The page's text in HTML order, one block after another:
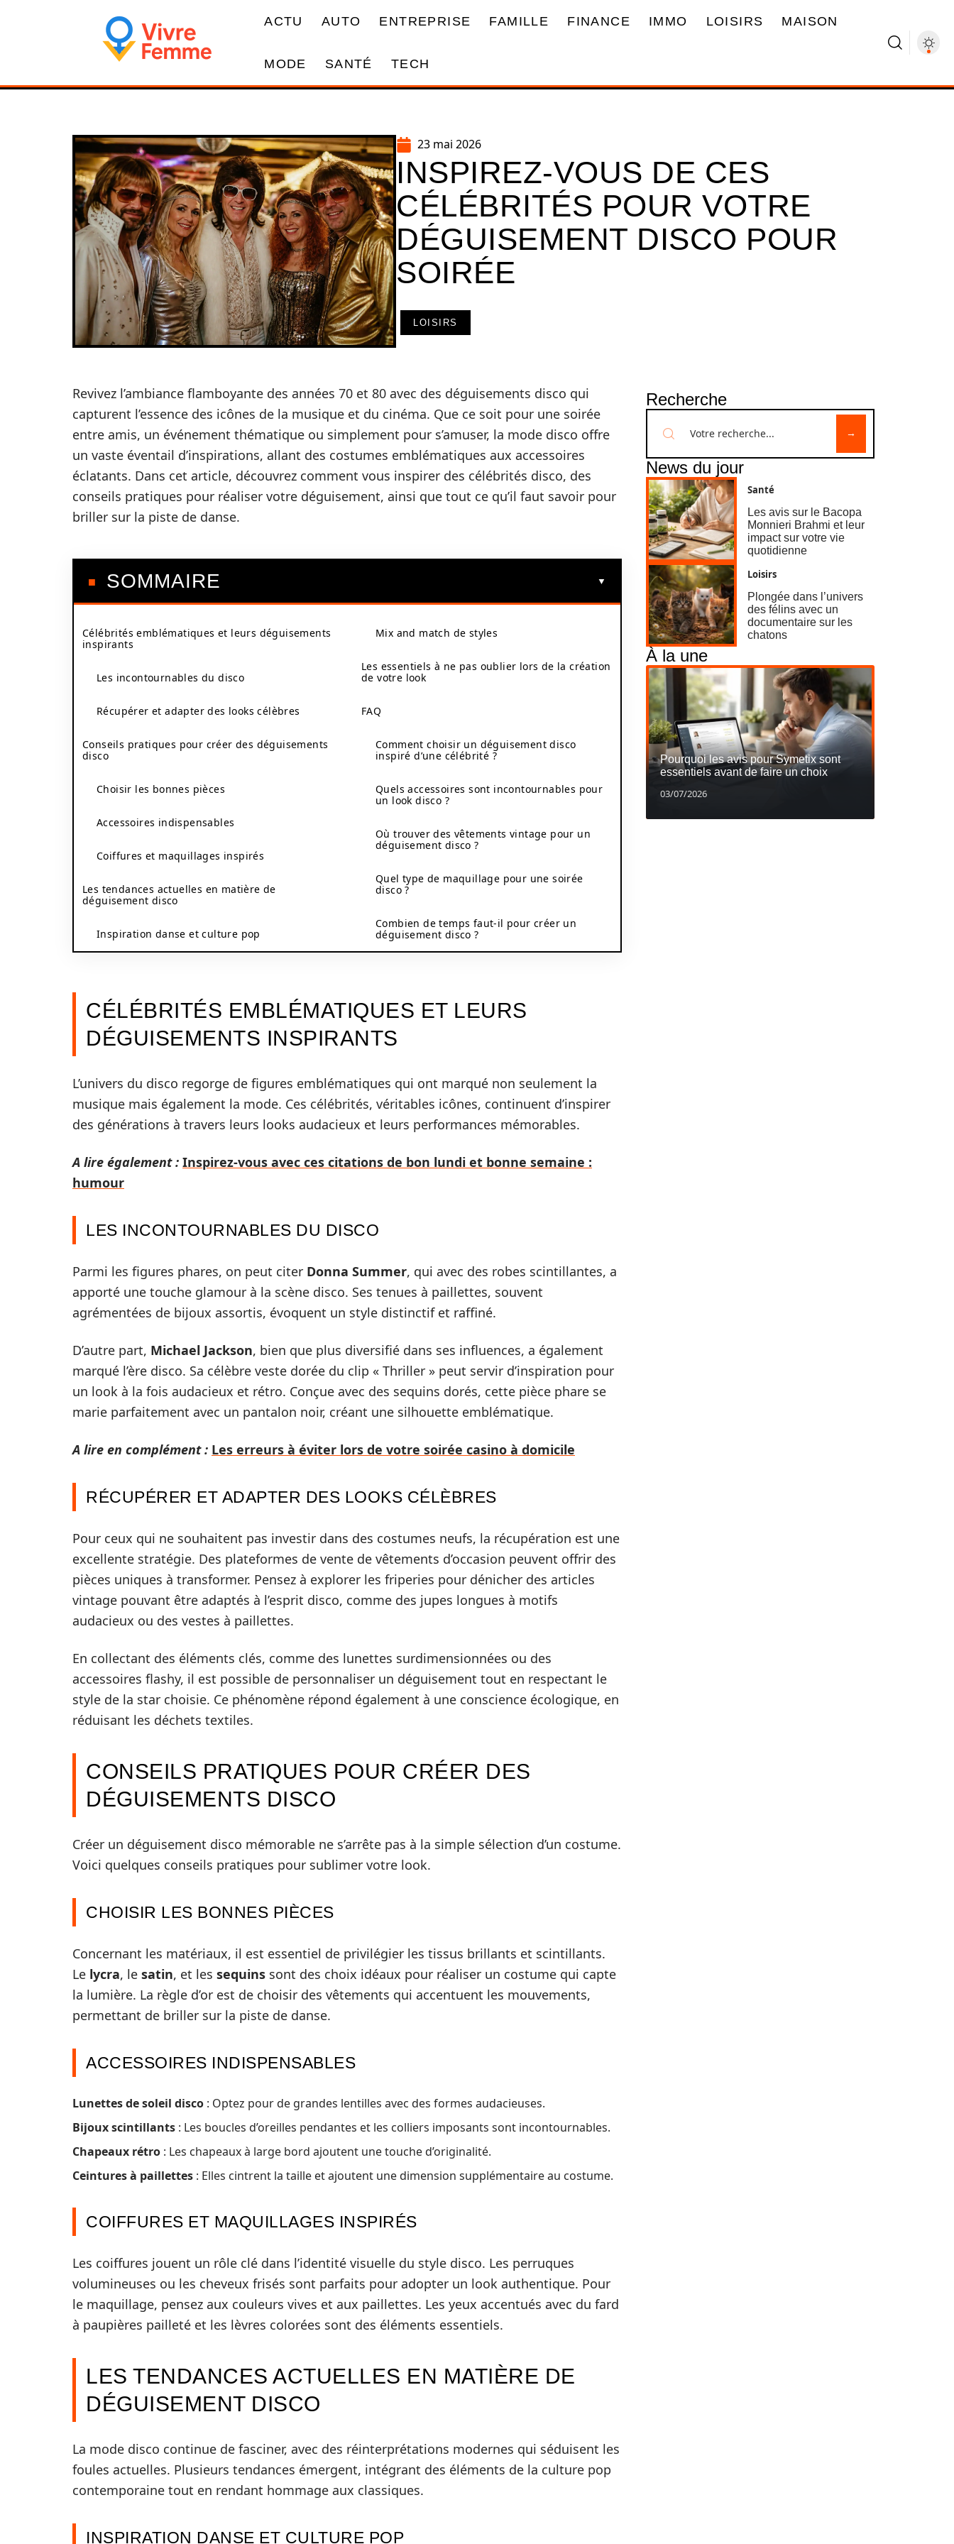
ACTU AUTO ENTREPRISE FAMILLE FINANCE IMMO LOISIRS MAISON
MODE SANTÉ TECH
23 mai 2026
INSPIREZ-VOUS DE CES
CÉLÉBRITÉS POUR VOTRE
DÉGUISEMENT DISCO POUR
SOIRÉE
LOISIRS
Revivez l’ambiance flamboyante des années 70 et 80 avec des déguisements disco qui
capturent l’essence des icônes de la musique et du cinéma. Que ce soit pour une soirée
entre amis, un événement thématique ou simplement pour s’amuser, la mode disco offre
un vaste éventail d’inspirations, allant des costumes emblématiques aux accessoires
éclatants. Dans cet article, découvrez comment vous inspirer des célébrités disco, des
conseils pratiques pour réaliser votre déguisement, ainsi que tout ce qu’il faut savoir pour
briller sur la piste de danse.
SOMMAIRE
Célébrités emblématiques et leurs déguisements
inspirants
Les incontournables du disco
Récupérer et adapter des looks célèbres
Conseils pratiques pour créer des déguisements
disco
Choisir les bonnes pièces
Accessoires indispensables
Coiffures et maquillages inspirés
Les tendances actuelles en matière de
déguisement disco
Inspiration danse et culture pop
Mix and match de styles
Les essentiels à ne pas oublier lors de la création
de votre look
FAQ
Comment choisir un déguisement disco
inspiré d’une célébrité ?
Quels accessoires sont incontournables pour
un look disco ?
Où trouver des vêtements vintage pour un
déguisement disco ?
Quel type de maquillage pour une soirée
disco ?
Combien de temps faut-il pour créer un
déguisement disco ?
CÉLÉBRITÉS EMBLÉMATIQUES ET LEURS
DÉGUISEMENTS INSPIRANTS
L’univers du disco regorge de figures emblématiques qui ont marqué non seulement la
musique mais également la mode. Ces célébrités, véritables icônes, continuent d’inspirer
des générations à travers leurs looks audacieux et leurs performances mémorables.
A lire également : Inspirez-vous avec ces citations de bon lundi et bonne semaine :
humour
LES INCONTOURNABLES DU DISCO
Parmi les figures phares, on peut citer Donna Summer, qui avec des robes scintillantes, a
apporté une touche glamour à la scène disco. Ses tenues à paillettes, souvent
agrémentées de bijoux assortis, évoquent un style distinctif et raffiné.
D’autre part, Michael Jackson, bien que plus diversifié dans ses influences, a également
marqué l’ère disco. Sa célèbre veste dorée du clip « Thriller » peut servir d’inspiration pour
un look à la fois audacieux et rétro. Conçue avec des sequins dorés, cette pièce phare se
marie parfaitement avec un pantalon noir, créant une silhouette emblématique.
A lire en complément : Les erreurs à éviter lors de votre soirée casino à domicile
RÉCUPÉRER ET ADAPTER DES LOOKS CÉLÈBRES
Pour ceux qui ne souhaitent pas investir dans des costumes neufs, la récupération est une
excellente stratégie. Des plateformes de vente de vêtements d’occasion peuvent offrir des
pièces uniques à transformer. Pensez à explorer les friperies pour dénicher des articles
vintage pouvant être adaptés à l’esprit disco, comme des jupes longues à motifs
audacieux ou des vestes à paillettes.
En collectant des éléments clés, comme des lunettes surdimensionnées ou des
accessoires flashy, il est possible de personnaliser un déguisement tout en respectant le
style de la star choisie. Ce phénomène répond également à une conscience écologique, en
réduisant les déchets textiles.
CONSEILS PRATIQUES POUR CRÉER DES
DÉGUISEMENTS DISCO
Créer un déguisement disco mémorable ne s’arrête pas à la simple sélection d’un costume.
Voici quelques conseils pratiques pour sublimer votre look.
CHOISIR LES BONNES PIÈCES
Concernant les matériaux, il est essentiel de privilégier les tissus brillants et scintillants.
Le lycra, le satin, et les sequins sont des choix idéaux pour réaliser un costume qui capte
la lumière. La règle d’or est de choisir des vêtements qui accentuent les mouvements,
permettant de briller sur la piste de danse.
ACCESSOIRES INDISPENSABLES
Lunettes de soleil disco : Optez pour de grandes lentilles avec des formes audacieuses.
Bijoux scintillants : Les boucles d’oreilles pendantes et les colliers imposants sont incontournables.
Chapeaux rétro : Les chapeaux à large bord ajoutent une touche d’originalité.
Ceintures à paillettes : Elles cintrent la taille et ajoutent une dimension supplémentaire au costume.
COIFFURES ET MAQUILLAGES INSPIRÉS
Les coiffures jouent un rôle clé dans l’identité visuelle du style disco. Les perruques
volumineuses ou les cheveux frisés sont parfaits pour adopter un look authentique. Pour
le maquillage, pensez aux couleurs vives et aux paillettes. Les yeux accentués avec du fard
à paupières pailleté et les lèvres colorées sont des éléments essentiels.
LES TENDANCES ACTUELLES EN MATIÈRE DE
DÉGUISEMENT DISCO
La mode disco continue de fasciner, avec des réinterprétations modernes qui séduisent les
foules actuelles. Plusieurs tendances émergent, intégrant des éléments de la culture pop
contemporaine tout en rendant hommage aux classiques.
INSPIRATION DANSE ET CULTURE POP
Recherche
News du jour
Santé
Les avis sur le Bacopa
Monnieri Brahmi et leur
impact sur votre vie
quotidienne
Loisirs
Plongée dans l’univers
des félins avec un
documentaire sur les
chatons
À la une
Pourquoi les avis pour Symetix sont
essentiels avant de faire un choix
03/07/2026